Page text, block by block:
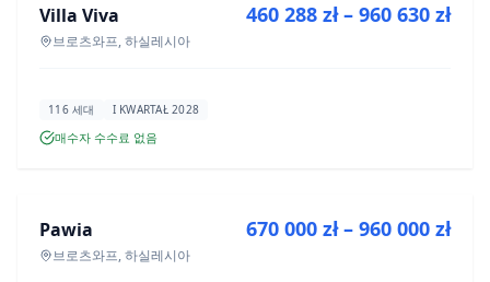
신규 분양
Villa Viva
브로츠와프, 하실레시아
460 288 zł – 960 630 zł
116 세대 I KWARTAŁ 2028
매수자 수수료 없음
신규 분양
Pawia
브로츠와프, 하실레시아
670 000 zł – 960 000 zł